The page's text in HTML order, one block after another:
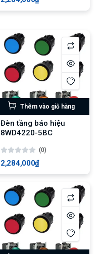
Thêm vào giỏ hàng
Đèn tầng báo hiệu
8WD4220-5BC
(0)
2,284,000₫